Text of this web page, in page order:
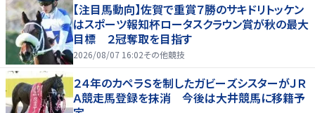
【注目馬動向】佐賀で重賞７勝のサキドリトッケン
はスポーツ報知杯ロータスクラウン賞が秋の最大
目標 ２冠奪取を目指す
2026/08/07 16:02その他競技
２４年のカペラＳを制したガビーズシスターがＪＲ
Ａ競走馬登録を抹消 今後は大井競馬に移籍予